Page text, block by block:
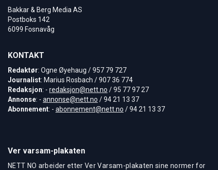
Bakkar & Berg Media AS
Postboks 142
6099 Fosnavåg
KONTAKT
Redaktør: Ogne Øyehaug / 957 79 727
Journalist: Marius Rosbach / 907 36 774
Redaksjon: - redaksjon@nett.no / 95 77 97 27
Annonse: - annonse@nett.no / 94 21 13 37
Abonnement: - abonnement@nett.no / 94 21 13 37
Ver varsam-plakaten
NETT NO arbeider etter Ver Varsam-plakaten sine normer for